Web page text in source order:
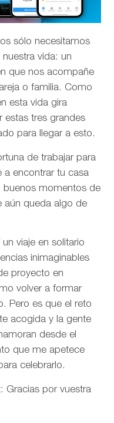
sólo necesitamos
vida: un
que nos acompañe
o familia. Como
esta vida gira
estas tres grandes
para llegar a esto.
de trabajar para
a encontrar tu casa
buenos momentos de
aún queda algo de
viaje en solitario
inimaginables
proyecto en
volver a formar
Pero es que el reto
acogida y la gente
desde el
que me apetece
celebrarlo.
Gracias por vuestra